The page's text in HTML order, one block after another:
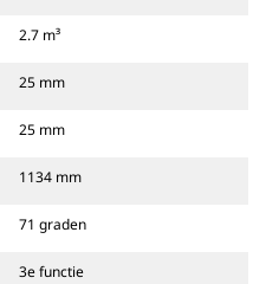
2.7 m³
25 mm
25 mm
1134 mm
71 graden
3e functie